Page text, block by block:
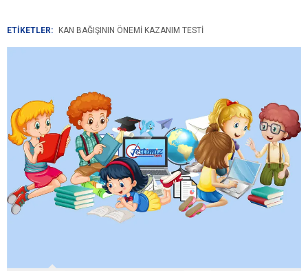
ETİKETLER: KAN BAĞIŞININ ÖNEMI KAZANIM TESTI